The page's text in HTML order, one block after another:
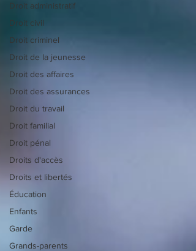
Droit administratif
Droit civil
Droit criminel
Droit de la jeunesse
Droit des affaires
Droit des assurances
Droit du travail
Droit familial
Droit pénal
Droits d'accès
Droits et libertés
Éducation
Enfants
Garde
Grands-parents